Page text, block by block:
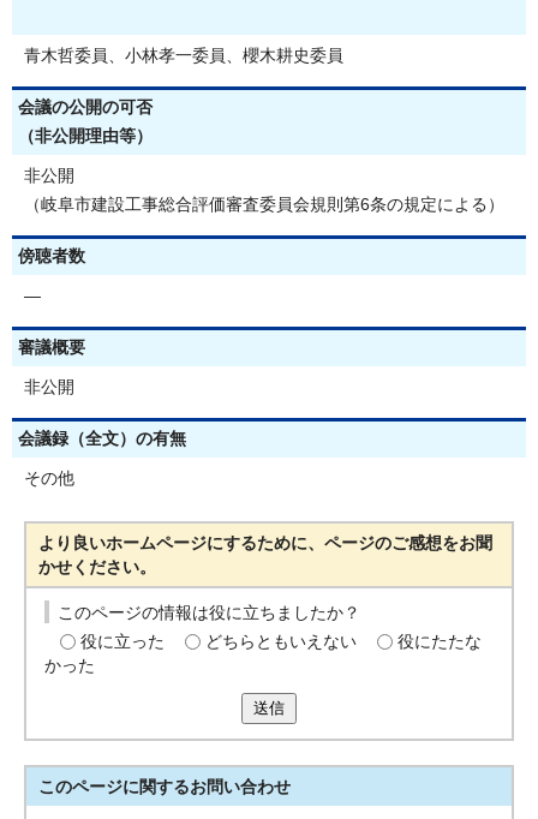
青木哲委員、小林孝一委員、櫻木耕史委員
会議の公開の可否
（非公開理由等）
非公開
（岐阜市建設工事総合評価審査委員会規則第6条の規定による）
傍聴者数
―
審議概要
非公開
会議録（全文）の有無
その他
より良いホームページにするために、ページのご感想をお聞
かせください。
このページの情報は役に立ちましたか？
役に立った
どちらともいえない
役にたたな
かった
送信
このページに関するお問い合わせ